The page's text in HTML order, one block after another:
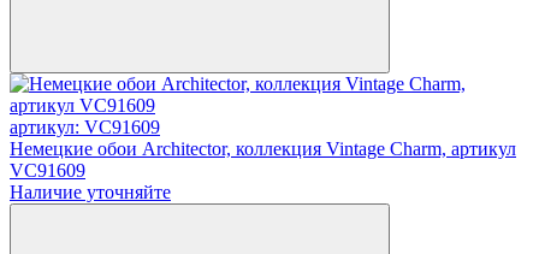
артикул: VC91609
Немецкие обои Architector, коллекция Vintage Charm, артикул
VC91609
Наличие уточняйте